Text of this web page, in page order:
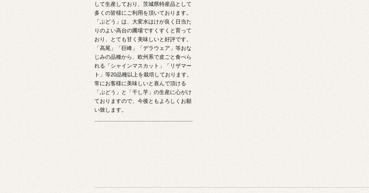
して生産しており、茨城県特産品として
多くの皆様にご利用を頂いております。
「ぶどう」は、大変水はけが良く日当た
りのよい高台の圃場ですくすくと育って
おり、とても甘く美味しいと好評です。
「高尾」「巨峰」「デラウェア」等おな
じみの品種から、欧州系で皮ごと食べら
れる「シャインマスカット」「リザマー
ト」等20品種以上を栽培しております。
常にお客様に美味しいと喜んで頂ける
「ぶどう」と「干し芋」の生産に心がけ
ておりますので、今後ともよろしくお願
い致します。